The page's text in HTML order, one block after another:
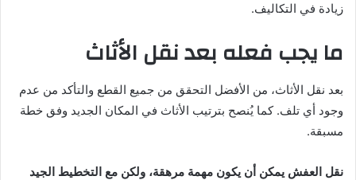
زيادة في التكاليف.
ما يجب فعله بعد نقل الأثاث
بعد نقل الأثاث، من الأفضل التحقق من جميع القطع والتأكد من عدم
وجود أي تلف. كما يُنصح بترتيب الأثاث في المكان الجديد وفق خطة
مسبقة.
نقل العفش يمكن أن يكون مهمة مرهقة، ولكن مع التخطيط الجيد